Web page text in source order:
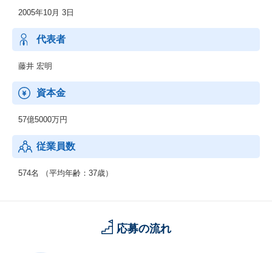
●株式会社さとふる
ふるさと納税ポータルサイト「さとふる」の運営を手がける。同
社は、返礼品や地域から寄付先の自治体を選んで申し込めるサイ
トの運営だけでなく、寄付金の受付、返礼品の在庫および配送管
体職員の業務効率化に貢献している。
2005年10月 3日
代表者
藤井 宏明
資本金
57億5000万円
従業員数
574名 （平均年齢：37歳）
応募の流れ